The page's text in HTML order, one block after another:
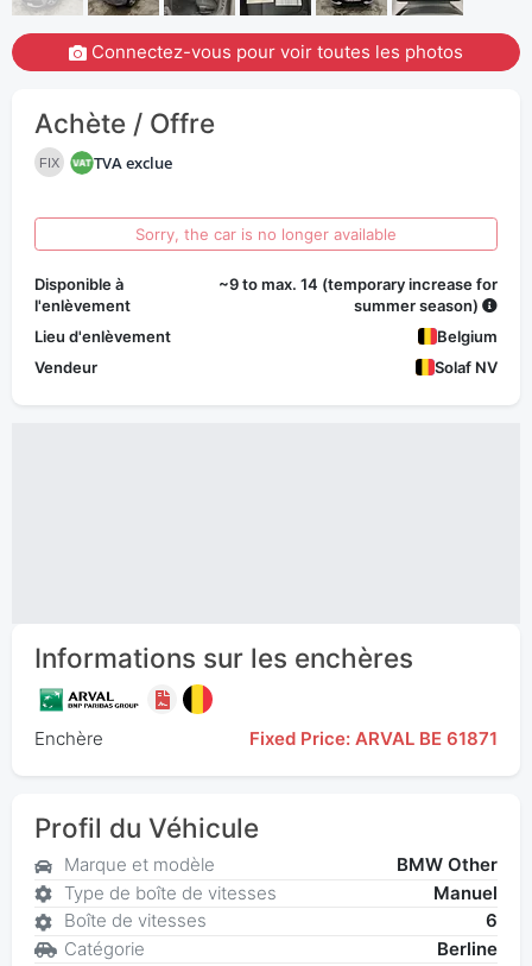
Connectez-vous pour voir toutes les photos
Achète / Offre
FIX TVA exclue
Sorry, the car is no longer available
Disponible à
l'enlèvement
~9 to max. 14 (temporary increase for
summer season)
Lieu d'enlèvement
Belgium
Vendeur
Solaf NV
Informations sur les enchères
Enchère Fixed Price: ARVAL BE 61871
Profil du Véhicule
Marque et modèle
BMW Other
Type de boîte de vitesses
Manuel
Boîte de vitesses
6
Catégorie
Berline